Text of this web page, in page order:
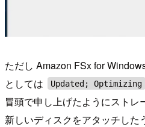
ただし Amazon FSx for
としては
Updated; Optimizing
冒頭で申し上げたようにストレ
新しいディスクをアタッチした